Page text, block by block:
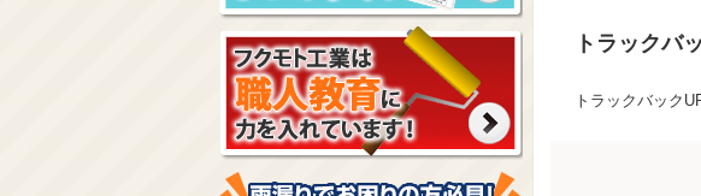
トラックバ
トラックバック